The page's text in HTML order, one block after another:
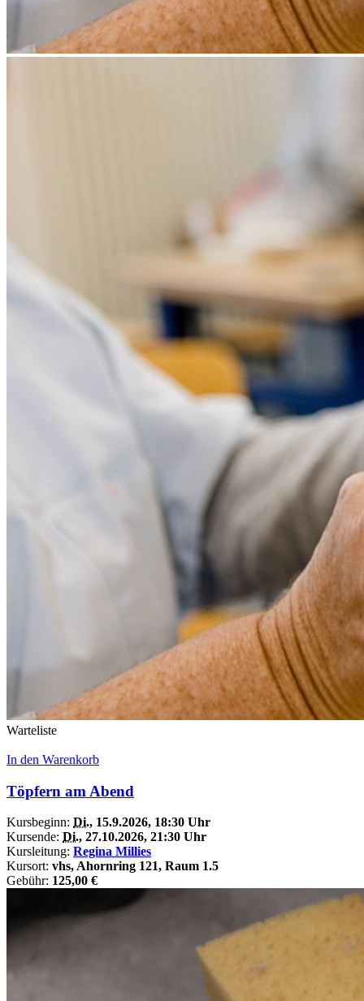
Warteliste
In den Warenkorb
Töpfern am Abend
Kursbeginn: Di., 15.9.2026, 18:30 Uhr
Kursende: Di., 27.10.2026, 21:30 Uhr
Kursleitung: Regina Millies
Kursort: vhs, Ahornring 121, Raum 1.5
Gebühr: 125,00 €